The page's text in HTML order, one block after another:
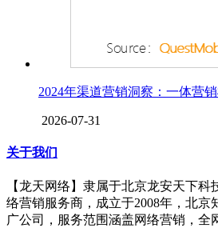
2024年渠道营销洞察：一体营
2026-07-31
关于我们
【龙天网络】隶属于北京龙安天下科
络营销服务商，成立于2008年，北京
广公司，服务范围涵盖网络营销，全